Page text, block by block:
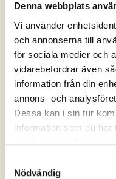
Denna webbplats
Vi använder
och annonserna till
för sociala medier och
vidarebefordrar även
information från din
annons- och
Dessa kan i sin tur
information som du har
samlat in när du har
Nödvändig
3-5 planter/m²
Rodklump ca 9 × 12
Levering: April-oktober